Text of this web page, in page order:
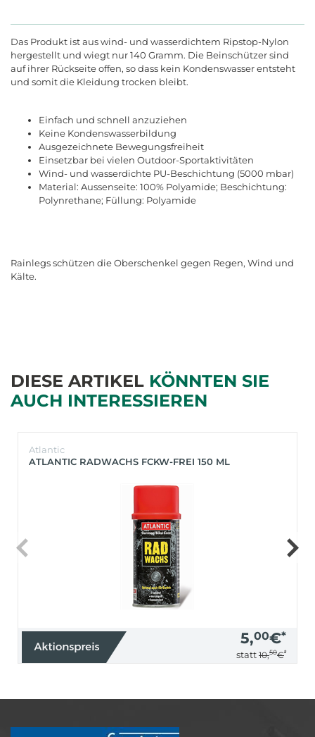
Das Produkt ist aus wind- und wasserdichtem Ripstop-Nylon
hergestellt und wiegt nur 140 Gramm. Die Beinschützer sind
auf ihrer Rückseite offen, so dass kein Kondenswasser entsteht
und somit die Kleidung trocken bleibt.
Einfach und schnell anzuziehen
Keine Kondenswasserbildung
Ausgezeichnete Bewegungsfreiheit
Einsetzbar bei vielen Outdoor-Sportaktivitäten
Wind- und wasserdichte PU-Beschichtung (5000 mbar)
Material: Aussenseite: 100% Polyamide; Beschichtung:
Polynrethane; Füllung: Polyamide
Rainlegs schützen die Oberschenkel gegen Regen, Wind und
Kälte.
DIESE ARTIKEL KÖNNTEN SIE
AUCH INTERESSIEREN
Atlantic
ATLANTIC RADWACHS FCKW-FREI 150 ML
5,00€*
statt 10,50€*